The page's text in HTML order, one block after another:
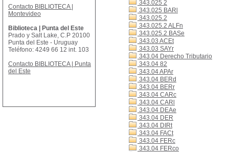
343.025 2
343.025 BARl
343.025.2
343.025.2 ALFn
343.025.2 BASe
343.03 ACEt
343.03 SAYr
343.04 Derecho Tributario
343.04 82
343.04 APAr
343.04 BERd
343.04 BERr
343.04 CARc
343.04 CARl
343.04 DEAe
343.04 DER
343.04 DIRt
343.04 FACt
343.04 FERc
343.04 FERco
Contacto BIBLIOTECA |
Montevideo
Biblioteca | Punta del Este
Prado y Salt Lake, C.P 20100
Punta del Este - Uruguay
Teléfono: 4249 66 12 int. 103
Contacto BIBLIOTECA | Punta
del Este